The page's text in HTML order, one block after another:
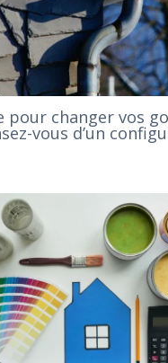
pour changer vos
vous d’un